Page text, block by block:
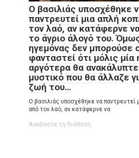
Ο βασιλιάς υποσχέθηκε
παντρευτεί μια απλή
τον λαό, αν κατάφερνε
το άγριο άλογό του.
ηγεμόνας δεν μπορούσε
φανταστεί ότι μόλις μία
αργότερα θα
μυστικό που θα άλλαζε
ζωή του…
Ο βασιλιάς υποσχέθηκε να παντρευτεί
από τον λαό, αν κατάφερνε να
Ανεβάστε τη διάθεση